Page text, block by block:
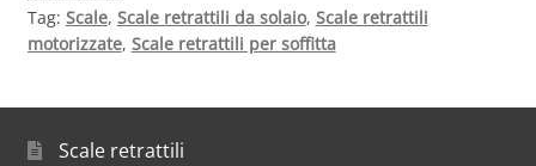
Tag: Scale, Scale retrattili da solaio, Scale retrattili
motorizzate, Scale retrattili per soffitta
Scale retrattili